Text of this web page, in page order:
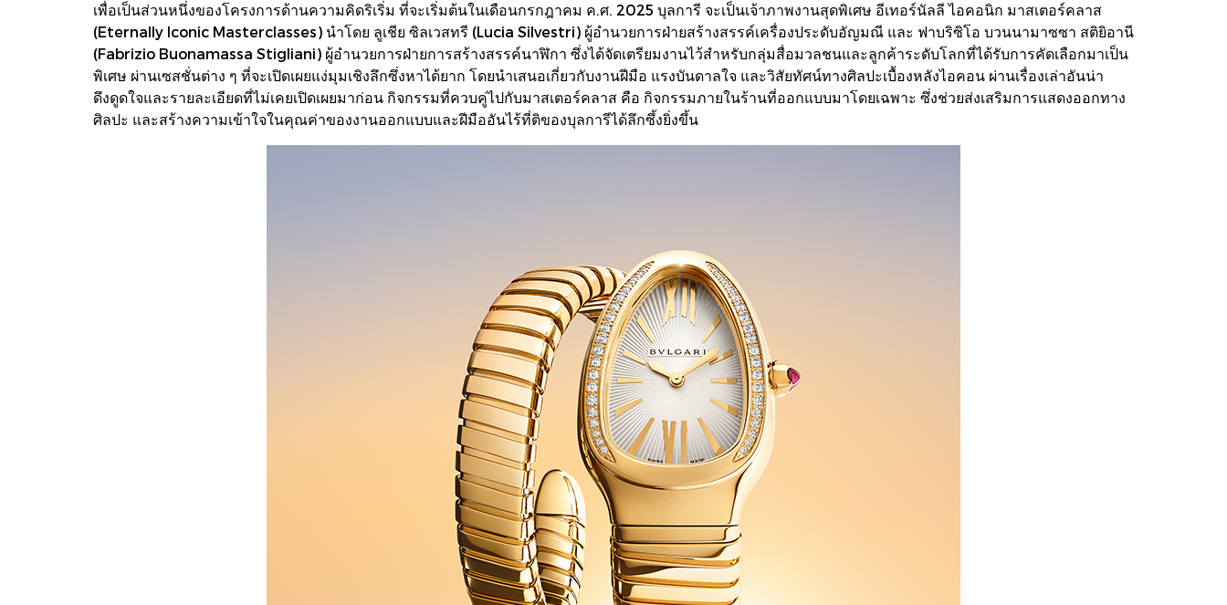
เพื่อเป็นส่วนหนึ่งของโครงการด้านความคิดริเริ่ม ที่จะเริ่มต้นในเดือนกรกฎาคม ค.ศ. 2025 บุลการี จะเป็นเจ้าภาพงานสุดพิเศษ อีเทอร์นัลลี ไอคอนิก มาสเตอร์คลาส
(Eternally Iconic Masterclasses) นำโดย ลูเชีย ซิลเวสทรี (Lucia Silvestri) ผู้อำนวยการฝ่ายสร้างสรรค์เครื่องประดับอัญมณี และ ฟาบริซิโอ บวนนามาซซา สติยิอานี
(Fabrizio Buonamassa Stigliani) ผู้อำนวยการฝ่ายการสร้างสรรค์นาฬิกา ซึ่งได้จัดเตรียมงานไว้สำหรับกลุ่มสื่อมวลชนและลูกค้าระดับโลกที่ได้รับการคัดเลือกมาเป็น
พิเศษ ผ่านเซสชั่นต่าง ๆ ที่จะเปิดเผยแง่มุมเชิงลึกซึ่งหาได้ยาก โดยนำเสนอเกี่ยวกับงานฝีมือ แรงบันดาลใจ และวิสัยทัศน์ทางศิลปะเบื้องหลังไอคอน ผ่านเรื่องเล่าอันน่า
ดึงดูดใจและรายละเอียดที่ไม่เคยเปิดเผยมาก่อน กิจกรรมที่ควบคู่ไปกับมาสเตอร์คลาส คือ กิจกรรมภายในร้านที่ออกแบบมาโดยเฉพาะ ซึ่งช่วยส่งเสริมการแสดงออกทาง
ศิลปะ และสร้างความเข้าใจในคุณค่าของงานออกแบบและฝีมืออันไร้ที่ติของบุลการีได้ลึกซึ้งยิ่งขึ้น